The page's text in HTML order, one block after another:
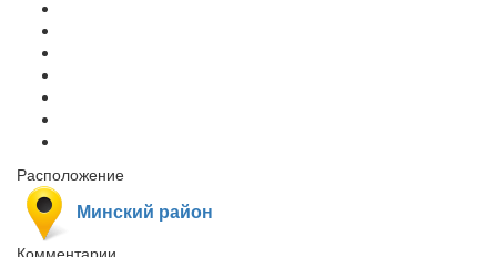
Расположение
Минский район
Комментарии